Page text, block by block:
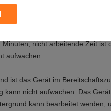
aufgewacht werden.
ein, funktioniert
nicht arbeitende Zeit ist
aufwachen.
ist das Gerät im
kann nicht aufwachen. Das
kann bearbeitet werden,